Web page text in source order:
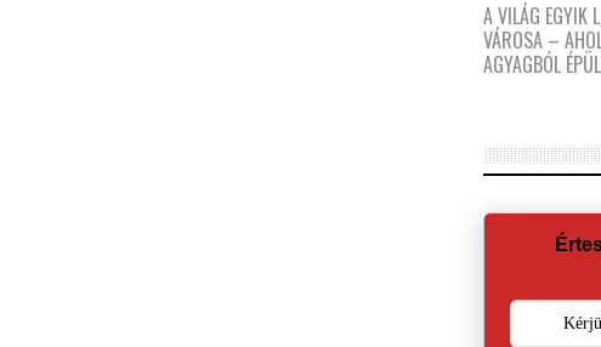
A VILÁG EGYIK
VÁROSA –
AGYAGBÓL